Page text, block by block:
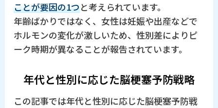
ことが要因の1つと考えられています。
年齢ばかりではなく、女性は妊娠や出産などで
ホルモンの変化が激しいため、性別差によりピ
ーク時期が異なることが報告されています。
年代と性別に応じた脳梗塞予防戦略
この記事では年代と性別に応じた脳梗塞予防戦